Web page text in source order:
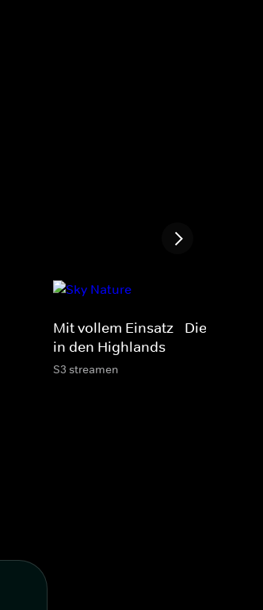
Mit vollem Einsatz - Die
in den Highlands
S3 streamen